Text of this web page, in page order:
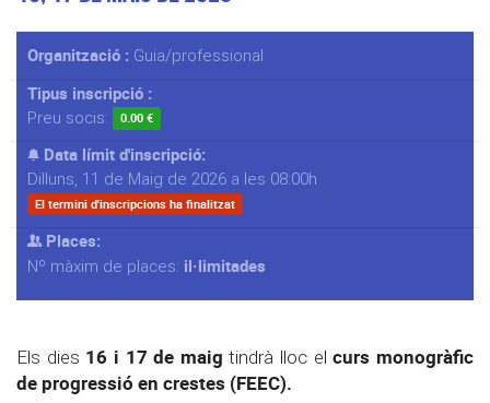
Organització : Guia/professional
Tipus inscripció :
Preu socis: 0.00 €
Data límit d'inscripció:
Dilluns, 11 de Maig de 2026 a les 08:00h
El termini d'inscripcions ha finalitzat
Places:
Nº màxim de places: il·limitades
Els dies 16 i 17 de maig tindrà lloc elcurs monogràfic
de progressió en crestes (FEEC).